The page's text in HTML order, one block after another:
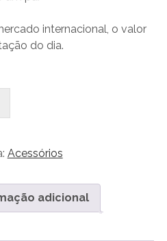
internacional, o valor
do dia.
Acessórios
adicional